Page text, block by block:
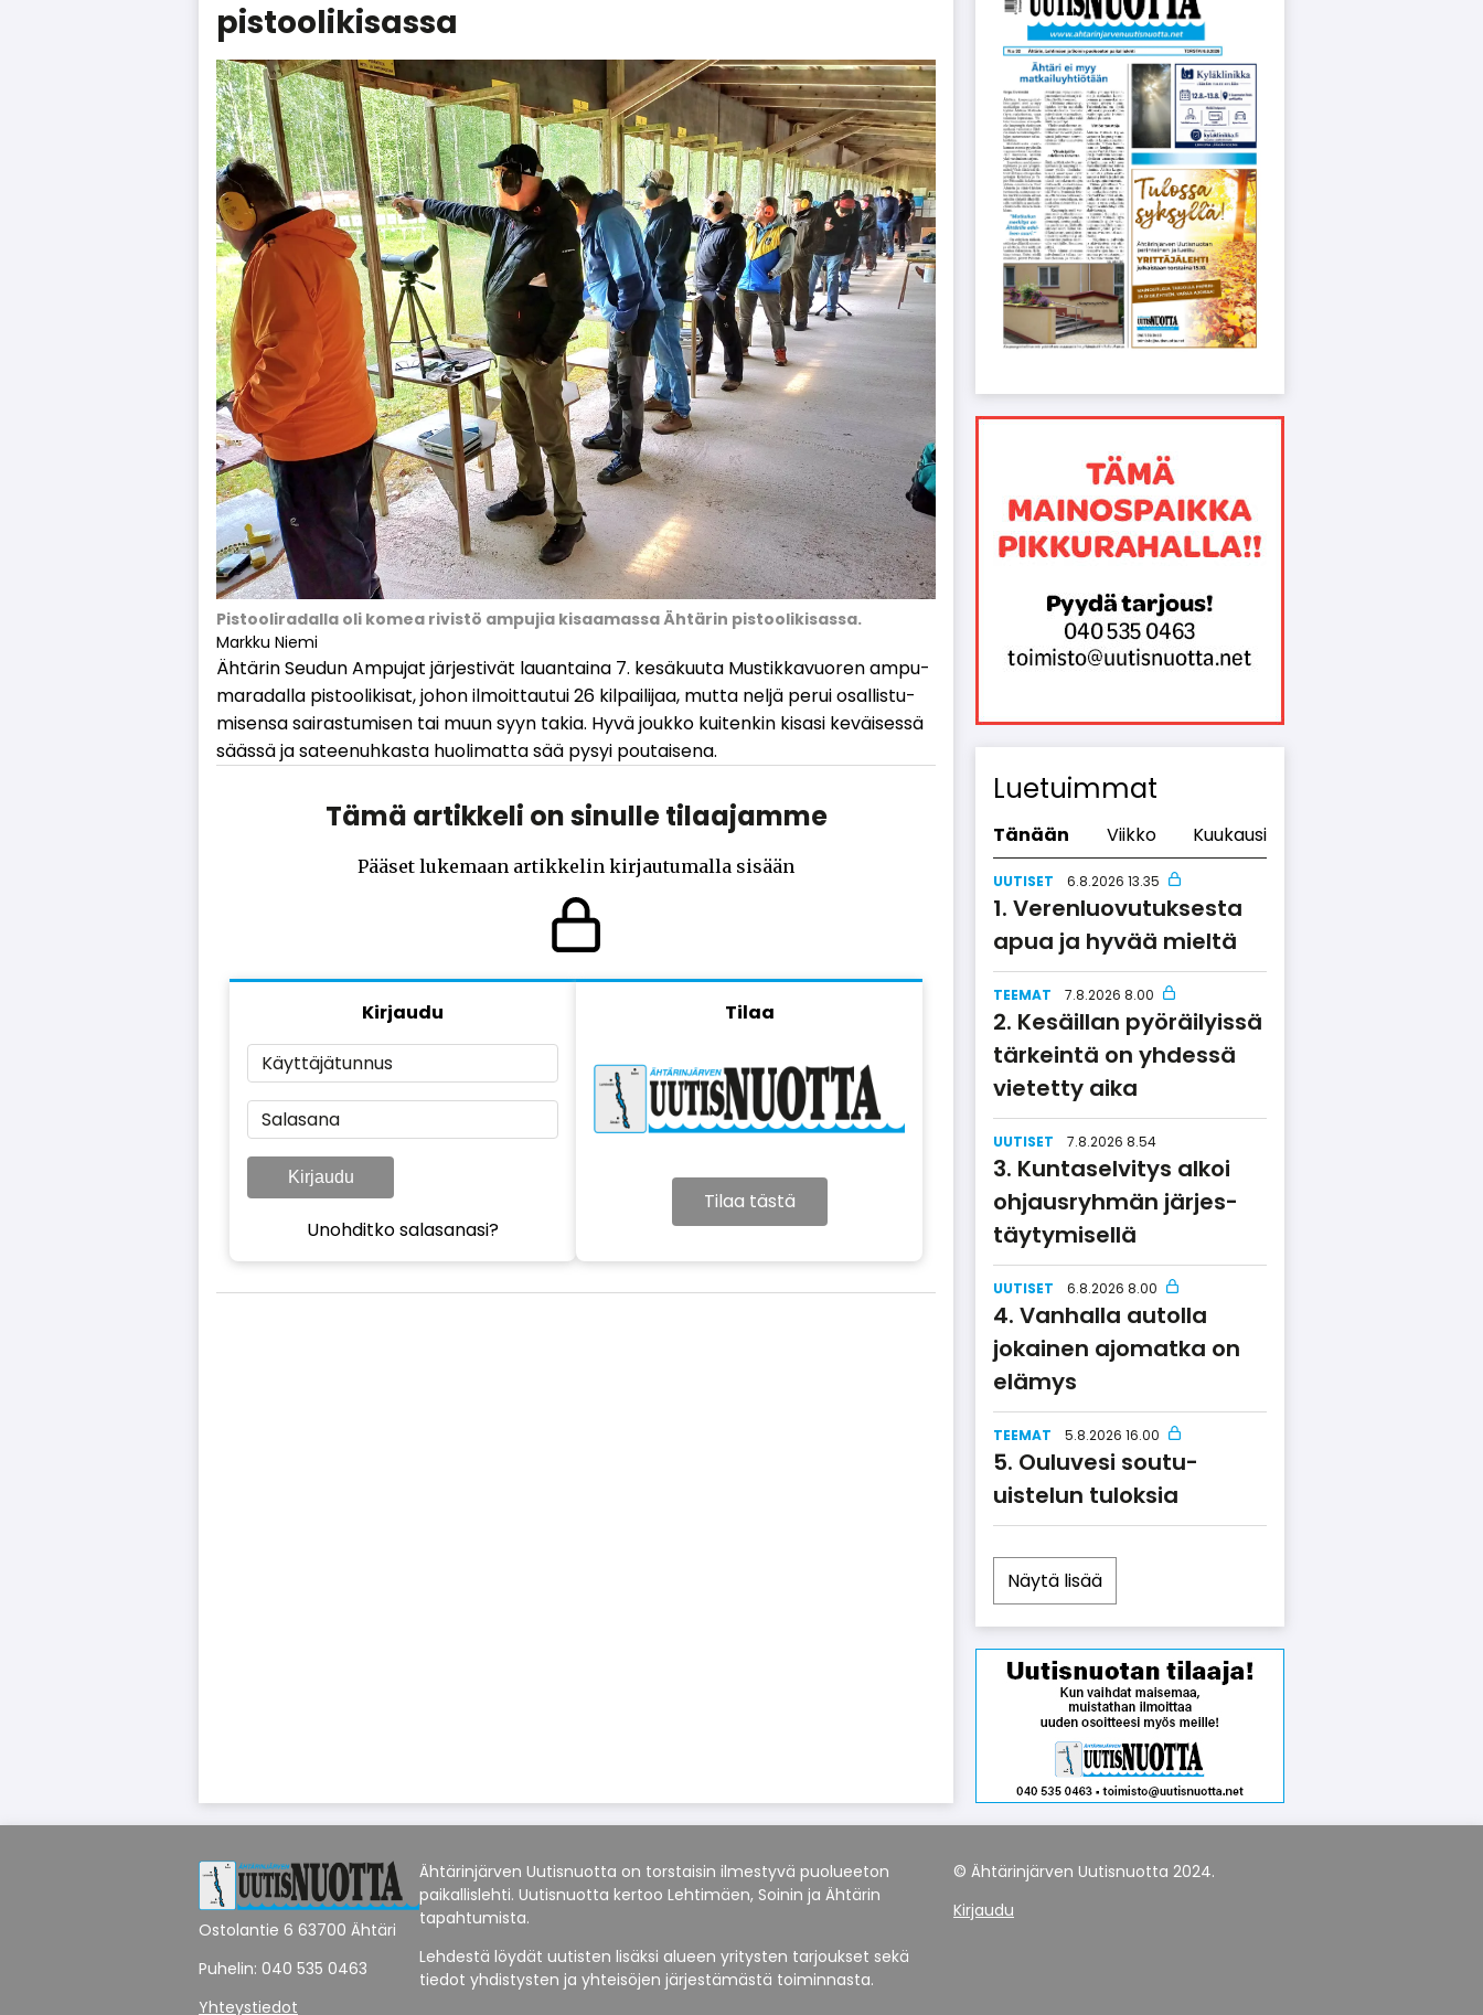
pistoolikisassa
Pistooliradalla oli komea rivistö ampujia kisaamassa Ähtärin pistoolikisassa.
Markku Niemi
Äh­tä­rin Seu­dun Am­pu­jat jär­jes­ti­vät lau­an­tai­na 7. ke­sä­kuu­ta Mus­tik­ka­vuo­ren am­pu­
ma­ra­dal­la pis­too­li­ki­sat, jo­hon il­moit­tau­tui 26 kil­pai­li­jaa, mut­ta nel­jä pe­rui osal­lis­tu­
mi­sen­sa sai­ras­tu­mi­sen tai muun syyn ta­kia. Hyvä jouk­ko kui­ten­kin ki­sa­si ke­väi­ses­sä
sääs­sä ja sa­tee­nuh­kas­ta huo­li­mat­ta sää py­syi pou­tai­se­na.
Tämä artikkeli on sinulle tilaajamme
Pääset lukemaan artikkelin kirjautumalla sisään
Kirjaudu
Käyttäjätunnus
Salasana
Kirjaudu
Unohditko salasanasi?
Tilaa
Tilaa tästä
Luetuimmat
Tänään Viikko Kuukausi
UUTISET 6.8.2026 13.35
Verenluo­vu­tuksesta
apua ja hyvää mieltä
TEEMAT 7.8.2026 8.00
Kesäillan pyöräilyissä
tärkeintä on yhdessä
vietetty aika
UUTISET 7.8.2026 8.54
Kuntaselvitys alkoi
ohjausryhmän järjes­
täy­ty­misellä
UUTISET 6.8.2026 8.00
Vanhalla autolla
jokainen ajomatka on
elämys
TEEMAT 5.8.2026 16.00
Ouluvesi soutu-
uistelun tuloksia
Näytä lisää
Ostolantie 6 63700 Ähtäri
Puhelin: 040 535 0463
Yhteystiedot
Ähtärinjärven Uutisnuotta on torstaisin ilmestyvä puolueeton
paikallislehti. Uutisnuotta kertoo Lehtimäen, Soinin ja Ähtärin
tapahtumista.
Lehdestä löydät uutisten lisäksi alueen yritysten tarjoukset sekä
tiedot yhdistysten ja yhteisöjen järjestämästä toiminnasta.
© Ähtärinjärven Uutisnuotta 2024.
Kirjaudu